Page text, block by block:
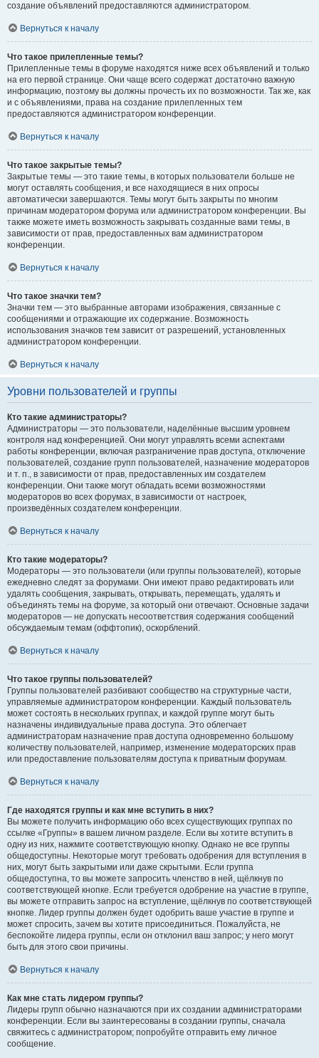
создание объявлений предоставляются администратором.
Вернуться к началу
Что такое прилепленные темы?
Прилепленные темы в форуме находятся ниже всех объявлений и только
на его первой странице. Они чаще всего содержат достаточно важную
информацию, поэтому вы должны прочесть их по возможности. Так же, как
и с объявлениями, права на создание прилепленных тем
предоставляются администратором конференции.
Вернуться к началу
Что такое закрытые темы?
Закрытые темы — это такие темы, в которых пользователи больше не
могут оставлять сообщения, и все находящиеся в них опросы
автоматически завершаются. Темы могут быть закрыты по многим
причинам модератором форума или администратором конференции. Вы
также можете иметь возможность закрывать созданные вами темы, в
зависимости от прав, предоставленных вам администратором
конференции.
Вернуться к началу
Что такое значки тем?
Значки тем — это выбранные авторами изображения, связанные с
сообщениями и отражающие их содержание. Возможность
использования значков тем зависит от разрешений, установленных
администратором конференции.
Вернуться к началу
Уровни пользователей и группы
Кто такие администраторы?
Администраторы — это пользователи, наделённые высшим уровнем
контроля над конференцией. Они могут управлять всеми аспектами
работы конференции, включая разграничение прав доступа, отключение
пользователей, создание групп пользователей, назначение модераторов
и т. п., в зависимости от прав, предоставленных им создателем
конференции. Они также могут обладать всеми возможностями
модераторов во всех форумах, в зависимости от настроек,
произведённых создателем конференции.
Вернуться к началу
Кто такие модераторы?
Модераторы — это пользователи (или группы пользователей), которые
ежедневно следят за форумами. Они имеют право редактировать или
удалять сообщения, закрывать, открывать, перемещать, удалять и
объединять темы на форуме, за который они отвечают. Основные задачи
модераторов — не допускать несоответствия содержания сообщений
обсуждаемым темам (оффтопик), оскорблений.
Вернуться к началу
Что такое группы пользователей?
Группы пользователей разбивают сообщество на структурные части,
управляемые администратором конференции. Каждый пользователь
может состоять в нескольких группах, и каждой группе могут быть
назначены индивидуальные права доступа. Это облегчает
администраторам назначение прав доступа одновременно большому
количеству пользователей, например, изменение модераторских прав
или предоставление пользователям доступа к приватным форумам.
Вернуться к началу
Где находятся группы и как мне вступить в них?
Вы можете получить информацию обо всех существующих группах по
ссылке «Группы» в вашем личном разделе. Если вы хотите вступить в
одну из них, нажмите соответствующую кнопку. Однако не все группы
общедоступны. Некоторые могут требовать одобрения для вступления в
них, могут быть закрытыми или даже скрытыми. Если группа
общедоступна, то вы можете запросить членство в ней, щёлкнув по
соответствующей кнопке. Если требуется одобрение на участие в группе,
вы можете отправить запрос на вступление, щёлкнув по соответствующей
кнопке. Лидер группы должен будет одобрить ваше участие в группе и
может спросить, зачем вы хотите присоединиться. Пожалуйста, не
беспокойте лидера группы, если он отклонил ваш запрос; у него могут
быть для этого свои причины.
Вернуться к началу
Как мне стать лидером группы?
Лидеры групп обычно назначаются при их создании администраторами
конференции. Если вы заинтересованы в создании группы, сначала
свяжитесь с администратором; попробуйте отправить ему личное
сообщение.